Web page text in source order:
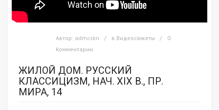
Автор: admcskn в Видеосюжеты
0
Комментарии
ЖИЛОЙ ДОМ. РУССКИЙ
КЛАССИЦИЗМ, НАЧ. XIX В., ПР.
МИРА, 14